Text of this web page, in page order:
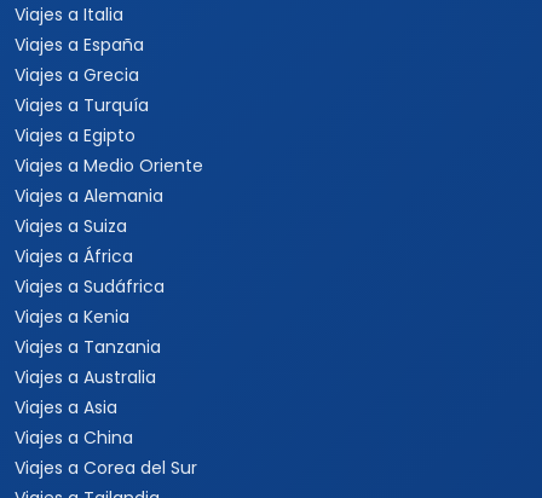
Viajes a Italia
Viajes a España
Viajes a Grecia
Viajes a Turquía
Viajes a Egipto
Viajes a Medio Oriente
Viajes a Alemania
Viajes a Suiza
Viajes a África
Viajes a Sudáfrica
Viajes a Kenia
Viajes a Tanzania
Viajes a Australia
Viajes a Asia
Viajes a China
Viajes a Corea del Sur